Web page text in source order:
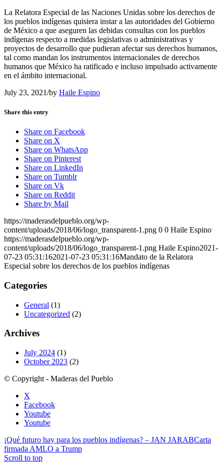
La Relatora Especial de las Naciones Unidas sobre los derechos de
los pueblos indígenas quisiera instar a las autoridades del Gobierno
de México a que aseguren las debidas consultas con los pueblos
indígenas respecto a medidas legislativas o administrativas y
proyectos de desarrollo que pudieran afectar sus derechos humanos,
tal como mandan los instrumentos internacionales de derechos
humanos que México ha ratificado e incluso impulsado activamente
en el ámbito internacional.
July 23, 2021/by Haile Espino
Share this entry
Share on Facebook
Share on X
Share on WhatsApp
Share on Pinterest
Share on LinkedIn
Share on Tumblr
Share on Vk
Share on Reddit
Share by Mail
https://maderasdelpueblo.org/wp-
content/uploads/2018/06/logo_transparent-1.png 0 0 Haile Espino
https://maderasdelpueblo.org/wp-
content/uploads/2018/06/logo_transparent-1.png Haile Espino2021-
07-23 05:31:162021-07-23 05:31:16Mandato de la Relatora
Especial sobre los derechos de los pueblos indígenas
Categories
General (1)
Uncategorized (2)
Archives
July 2024 (1)
October 2023 (2)
© Copyright - Maderas del Pueblo
X
Facebook
Youtube
Youtube
¡Qué futuro hay para los pueblos indígenas? – JAN JARABCarta
firmada AMLO a Trump
Scroll to top